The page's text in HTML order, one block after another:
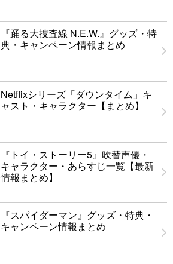
『踊る大捜査線 N.E.W.』グッズ・特
典・キャンペーン情報まとめ
Netflixシリーズ「ダウンタイム」キ
ャスト・キャラクター【まとめ】
『トイ・ストーリー5』吹替声優・
キャラクター・あらすじ一覧【最新
情報まとめ】
『スパイダーマン』グッズ・特典・
キャンペーン情報まとめ